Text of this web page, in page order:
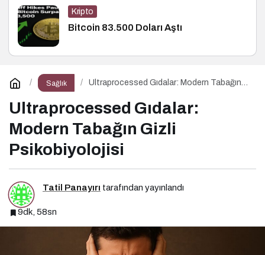
Kripto
Bitcoin 83.500 Doları Aştı
Sağlık
Ultraprocessed Gıdalar: Modern Tabağın
Ultraprocessed Gıdalar:
Modern Tabağın Gizli
Psikobiyolojisi
Tatil Panayırı tarafından yayınlandı
9dk, 58sn